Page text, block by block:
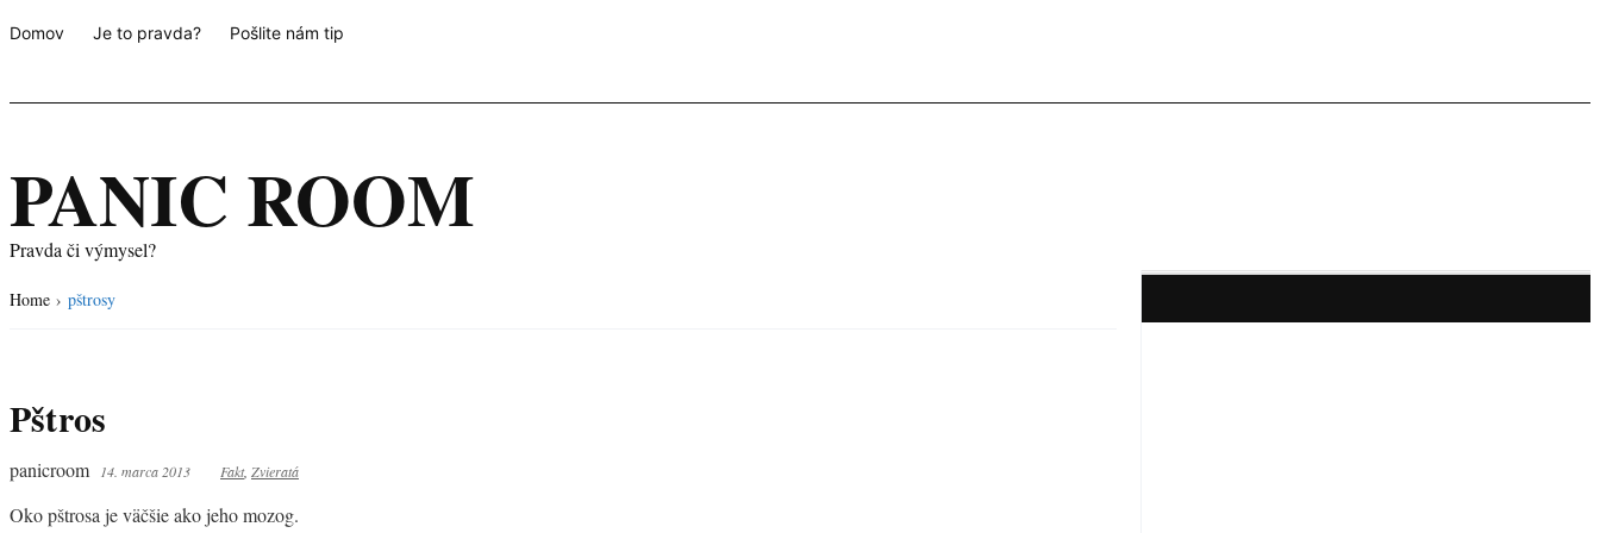
Domov Je to pravda? Pošlite nám tip
PANIC ROOM
Pravda či výmysel?
Home › pštrosy
Pštros
panicroom 14. marca 2013 Fakt, Zvieratá
Oko pštrosa je väčšie ako jeho mozog.